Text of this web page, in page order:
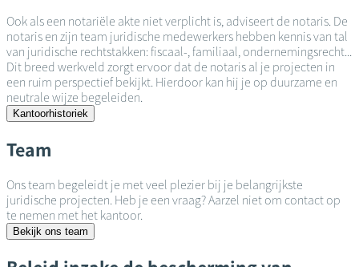
Ook als een notariële akte niet verplicht is, adviseert de notaris. De
notaris en zijn team juridische medewerkers hebben kennis van tal
van juridische rechtstakken: fiscaal-, familiaal, ondernemingsrecht...
Dit breed werkveld zorgt ervoor dat de notaris al je projecten in
een ruim perspectief bekijkt. Hierdoor kan hij je op duurzame en
neutrale wijze begeleiden.
Kantoorhistoriek
Team
Ons team begeleidt je met veel plezier bij je belangrijkste
juridische projecten. Heb je een vraag? Aarzel niet om contact op
te nemen met het kantoor.
Bekijk ons team